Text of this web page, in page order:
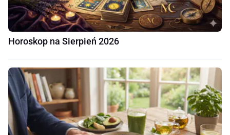
Horoskop na Sierpień 2026